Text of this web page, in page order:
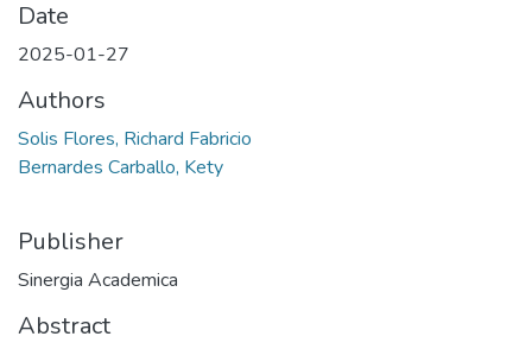
Date
2025-01-27
Authors
Solis Flores, Richard Fabricio
Bernardes Carballo, Kety
Publisher
Sinergia Academica
Abstract